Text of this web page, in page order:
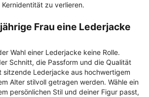
zu verlieren.
Frau eine Lederjacke
Wahl einer Lederjacke keine Rolle.
Schnitt, die Passform und die Qualität
sitzende Lederjacke aus hochwertigem
Alter stilvoll getragen werden. Wähle ein
persönlichen Stil und deiner Figur passt,